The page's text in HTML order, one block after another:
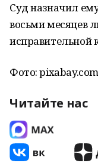
Суд назначил
восьми месяцев
исправительной
Фото: pixabay.com
Читайте нас